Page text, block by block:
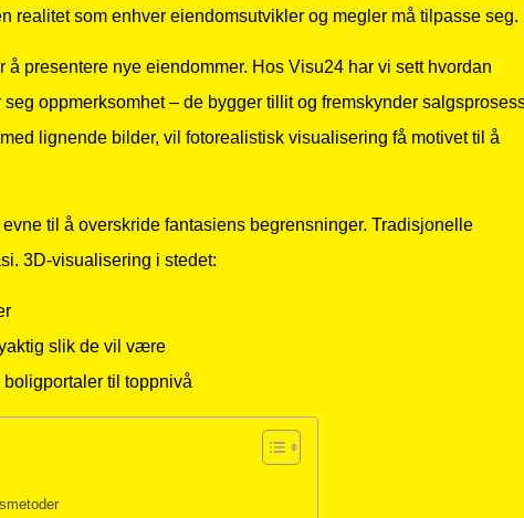
realitet som enhver eiendomsutvikler og megler må tilpasse seg.
presentere nye eiendommer. Hos Visu24 har vi sett hvordan
oppmerksomhet – de bygger tillit og fremskynder
lignende bilder, vil fotorealistisk visualisering få motivet til å
til å overskride fantasiens begrensninger. Tradisjonelle
3D-visualisering i stedet:
slik de vil være
til toppnivå